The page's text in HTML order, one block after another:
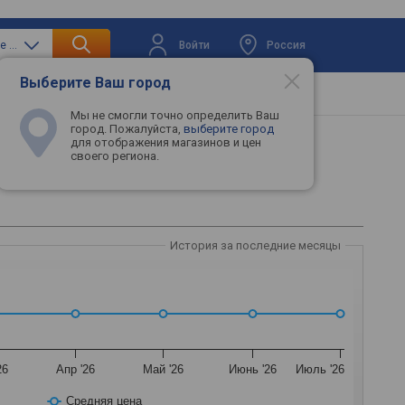
только встраиваемые морозильные камеры Войти Россия
Выберите Ваш город
Мы не смогли точно определить Ваш
город. Пожалуйста, выберите город
для отображения магазинов и цен
своего региона.
техника Телевизоры
История за последние месяцы
Средняя цена
Апр '26 Май '26 Июнь '26 Июль '26